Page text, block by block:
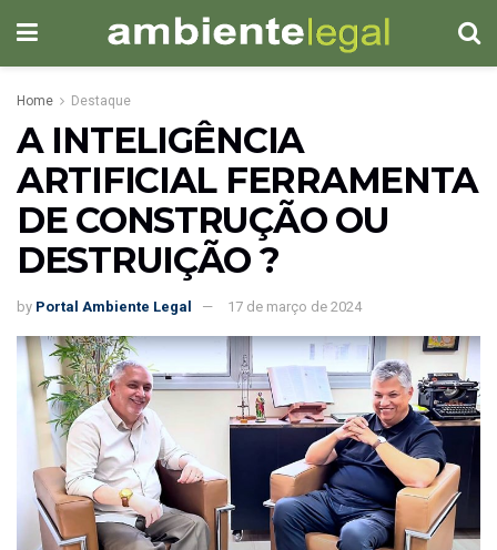
Home Destaque
A INTELIGÊNCIA
ARTIFICIAL FERRAMENTA
DE CONSTRUÇÃO OU
DESTRUIÇÃO ?
by Portal Ambiente Legal 17 de março de 2024